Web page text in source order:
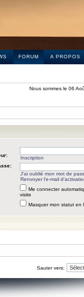
FORUM A PROPOS
Nous sommes le 06
Inscription
J’ai oublié mon mot de
Renvoyer l’e-mail
Me connecter
visite
Masquer mon statut en
Sauter vers: